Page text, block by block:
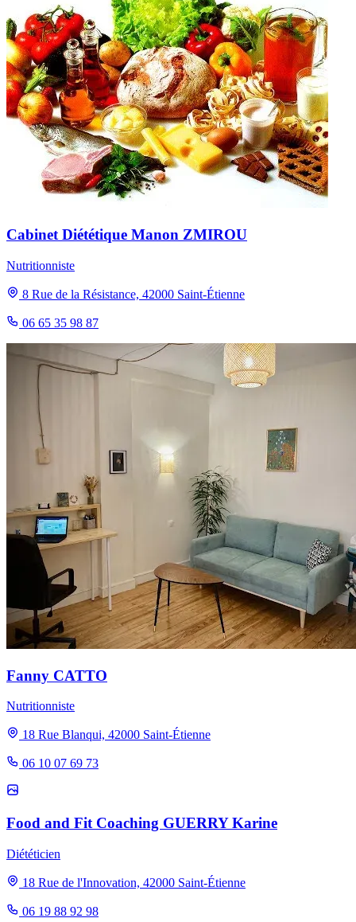
Cabinet Diététique Manon ZMIROU
Nutritionniste
8 Rue de la Résistance, 42000 Saint-Étienne
06 65 35 98 87
Fanny CATTO
Nutritionniste
18 Rue Blanqui, 42000 Saint-Étienne
06 10 07 69 73
Food and Fit Coaching GUERRY Karine
Diététicien
18 Rue de l'Innovation, 42000 Saint-Étienne
06 19 88 92 98